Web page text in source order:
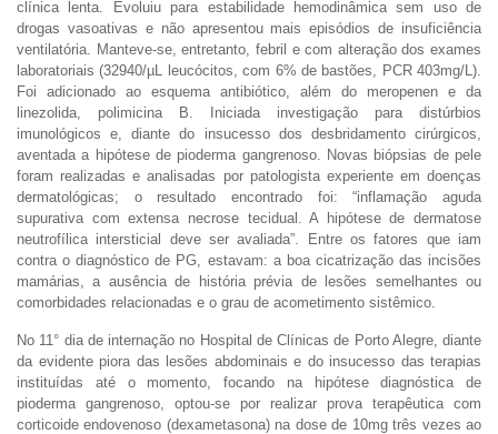
clínica lenta. Evoluiu para estabilidade hemodinâmica sem uso de
drogas vasoativas e não apresentou mais episódios de insuficiência
ventilatória. Manteve-se, entretanto, febril e com alteração dos exames
laboratoriais (32940/µL leucócitos, com 6% de bastões, PCR 403mg/L).
Foi adicionado ao esquema antibiótico, além do meropenen e da
linezolida, polimicina B. Iniciada investigação para distúrbios
imunológicos e, diante do insucesso dos desbridamento cirúrgicos,
aventada a hipótese de pioderma gangrenoso. Novas biópsias de pele
foram realizadas e analisadas por patologista experiente em doenças
dermatológicas; o resultado encontrado foi: “inflamação aguda
supurativa com extensa necrose tecidual. A hipótese de dermatose
neutrofílica intersticial deve ser avaliada”. Entre os fatores que iam
contra o diagnóstico de PG, estavam: a boa cicatrização das incisões
mamárias, a ausência de história prévia de lesões semelhantes ou
comorbidades relacionadas e o grau de acometimento sistêmico.
No 11° dia de internação no Hospital de Clínicas de Porto Alegre, diante
da evidente piora das lesões abdominais e do insucesso das terapias
instituídas até o momento, focando na hipótese diagnóstica de
pioderma gangrenoso, optou-se por realizar prova terapêutica com
corticoide endovenoso (dexametasona) na dose de 10mg três vezes ao